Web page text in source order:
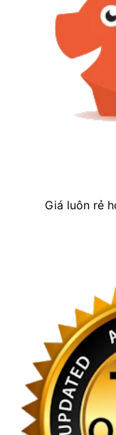
Giá luôn rẻ